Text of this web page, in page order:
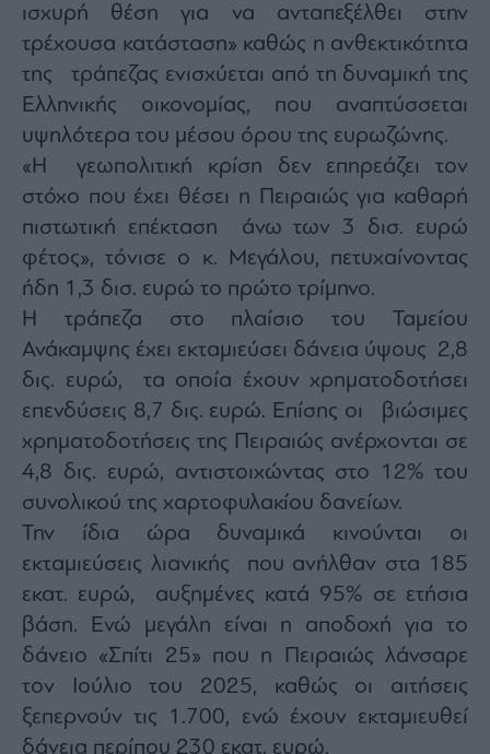
ισχυρή θέση για να ανταπεξέλθει στην
τρέχουσα κατάσταση» καθώς η ανθεκτικότητα
της τράπεζας ενισχύεται από τη δυναμική της
Ελληνικής οικονομίας, που αναπτύσσεται
υψηλότερα του μέσου όρου της ευρωζώνης.
«Η γεωπολιτική κρίση δεν επηρεάζει τον
στόχο που έχει θέσει η Πειραιώς για καθαρή
πιστωτική επέκταση άνω των 3 δισ. ευρώ
φέτος», τόνισε ο κ. Μεγάλου, πετυχαίνοντας
ήδη 1,3 δισ. ευρώ το πρώτο τρίμηνο.
Η τράπεζα στο πλαίσιο του Ταμείου
Ανάκαμψης έχει εκταμιεύσει δάνεια ύψους 2,8
δις. ευρώ, τα οποία έχουν χρηματοδοτήσει
επενδύσεις 8,7 δις. ευρώ. Επίσης οι βιώσιμες
χρηματοδοτήσεις της Πειραιώς ανέρχονται σε
4,8 δις. ευρώ, αντιστοιχώντας στο 12% του
συνολικού της χαρτοφυλακίου δανείων.
Την ίδια ώρα δυναμικά κινούνται οι
εκταμιεύσεις λιανικής που ανήλθαν στα 185
εκατ. ευρώ, αυξημένες κατά 95% σε ετήσια
βάση. Ενώ μεγάλη είναι η αποδοχή για το
δάνειο «Σπίτι 25» που η Πειραιώς λάνσαρε
τον Ιούλιο του 2025, καθώς οι αιτήσεις
ξεπερνούν τις 1.700, ενώ έχουν εκταμιευθεί
δάνεια περίπου 230 εκατ. ευρώ.